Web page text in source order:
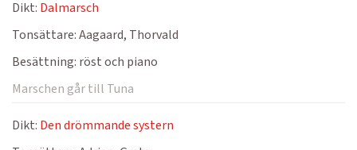
Dikt: Dalmarsch
Tonsättare:Aagaard, Thorvald
Besättning: röst och piano
Marschen går till Tuna
Dikt: Den drömmande systern